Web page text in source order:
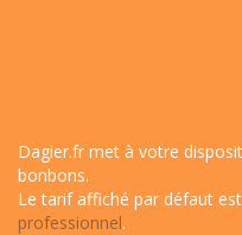
Dagier.fr met à votre
bonbons.
Le tarif affiché par défaut
professionnel.